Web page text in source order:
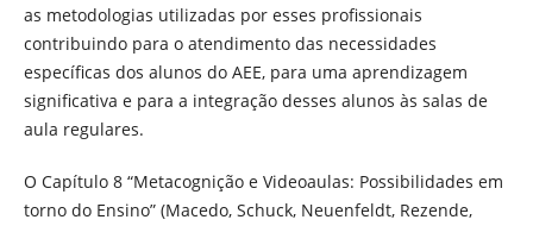
as metodologias utilizadas por esses profissionais
contribuindo para o atendimento das necessidades
específicas dos alunos do AEE, para uma aprendizagem
significativa e para a integração desses alunos às salas de
aula regulares.
O Capítulo 8 “Metacognição e Videoaulas: Possibilidades em
torno do Ensino” (Macedo, Schuck, Neuenfeldt, Rezende,